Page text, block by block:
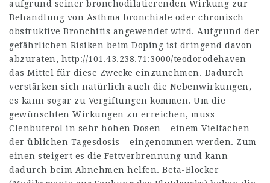
aufgrund seiner bronchodilatierenden Wirkung zur
Behandlung von Asthma bronchiale oder chronisch
obstruktive Bronchitis angewendet wird. Aufgrund der
gefährlichen Risiken beim Doping ist dringend davon
abzuraten, http://101.43.238.71:3000/teodorodehaven
das Mittel für diese Zwecke einzunehmen. Dadurch
verstärken sich natürlich auch die Nebenwirkungen,
es kann sogar zu Vergiftungen kommen. Um die
gewünschten Wirkungen zu erreichen, muss
Clenbuterol in sehr hohen Dosen – einem Vielfachen
der üblichen Tagesdosis – eingenommen werden. Zum
einen steigert es die Fettverbrennung und kann
dadurch beim Abnehmen helfen. Beta-Blocker